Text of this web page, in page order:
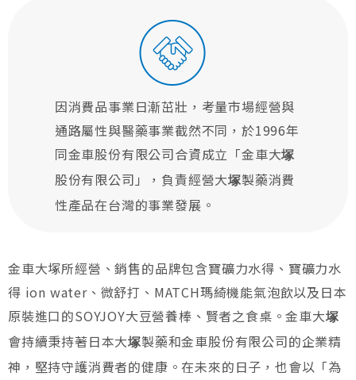
因消費品事業日漸茁壯，考量市場經營與
通路屬性與醫藥事業截然不同，於1996年
同金車股份有限公司合資成立「金車大塚
股份有限公司」，負責經營大塚製藥消費
性產品在台灣的事業發展。
金車大塚所經營、銷售的品牌包含寶礦力水得、寶礦力水
得 ion water、微舒打、MATCH瑪綺機能氣泡飲以及日本
原裝進口的SOYJOY大豆營養棒、賢者之食桌。金車大塚
會持續秉持著日本大塚製藥和金車股份有限公司的企業精
神，堅持守護消費者的健康。在未來的日子，也會以「為